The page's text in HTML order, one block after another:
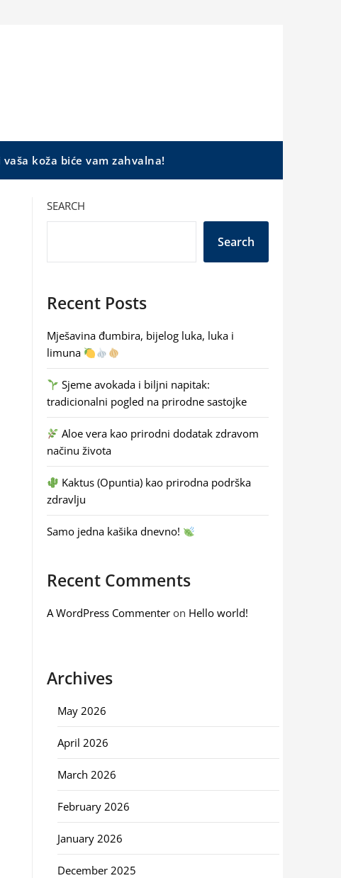
koža biće vam zahvalna!
SEARCH
Search
Recent Posts
Mješavina đumbira, bijelog luka, luka i
limuna
Sjeme avokada i biljni napitak:
tradicionalni pogled na prirodne sastojke
Aloe vera kao prirodni dodatak zdravom
načinu života
Kaktus (Opuntia) kao prirodna podrška
zdravlju
Samo jedna kašika dnevno!
Recent Comments
A WordPress Commenteron Hello world!
Archives
May 2026
April 2026
March 2026
February 2026
January 2026
December 2025